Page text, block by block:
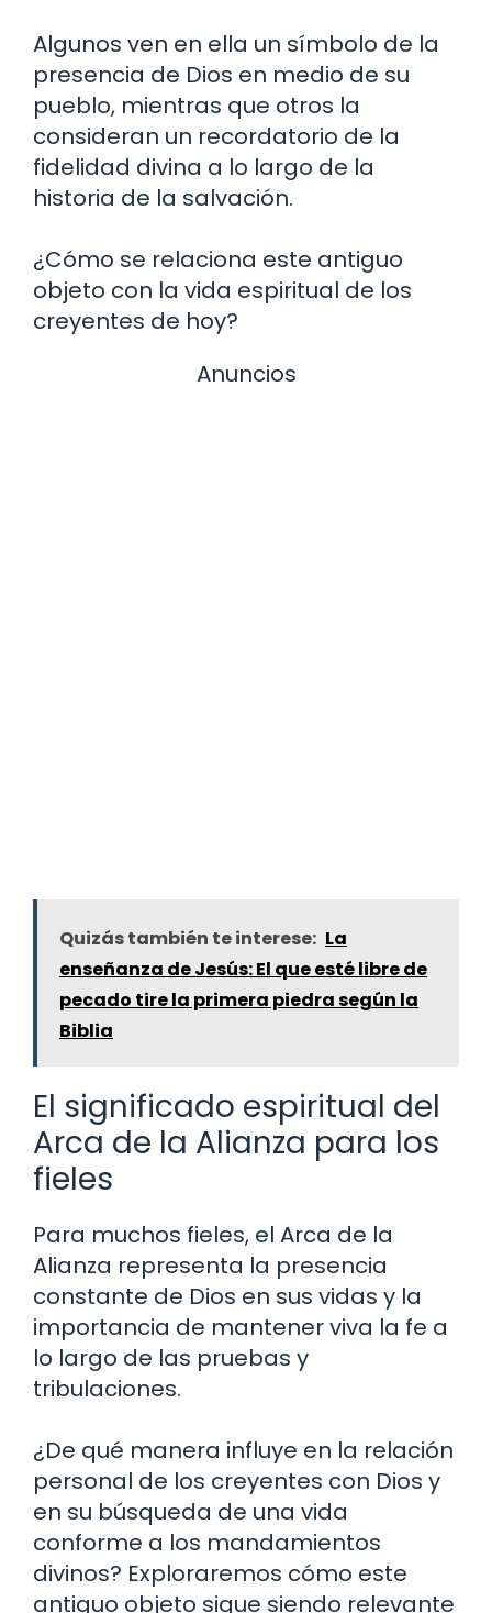
Algunos ven en ella un símbolo de la
presencia de Dios en medio de su
pueblo, mientras que otros la
consideran un recordatorio de la
fidelidad divina a lo largo de la
historia de la salvación.
¿Cómo se relaciona este antiguo
objeto con la vida espiritual de los
creyentes de hoy?
Anuncios
Quizás también te interese: La
enseñanza de Jesús: El que esté libre de
pecado tire la primera piedra según la
Biblia
El significado espiritual del
Arca de la Alianza para los
fieles
Para muchos fieles, el Arca de la
Alianza representa la presencia
constante de Dios en sus vidas y la
importancia de mantener viva la fe a
lo largo de las pruebas y
tribulaciones.
¿De qué manera influye en la relación
personal de los creyentes con Dios y
en su búsqueda de una vida
conforme a los mandamientos
divinos? Exploraremos cómo este
antiguo objeto sigue siendo relevante